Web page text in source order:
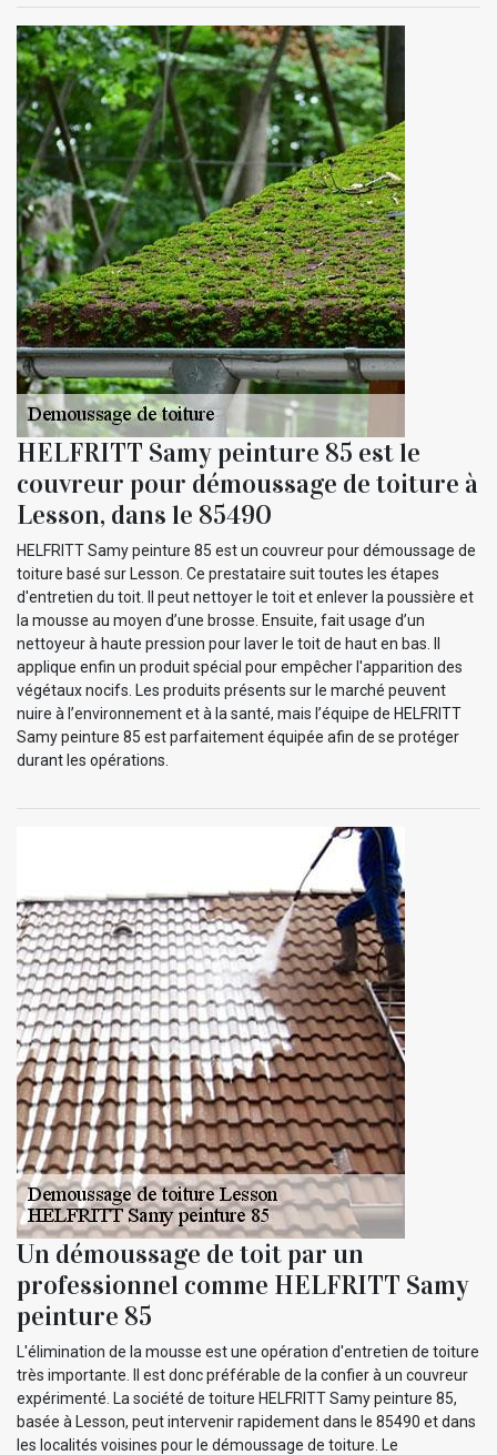
HELFRITT Samy peinture 85 est le
couvreur pour démoussage de toiture à
Lesson, dans le 85490
HELFRITT Samy peinture 85 est un couvreur pour démoussage de
toiture basé sur Lesson. Ce prestataire suit toutes les étapes
d'entretien du toit. Il peut nettoyer le toit et enlever la poussière et
la mousse au moyen d’une brosse. Ensuite, fait usage d’un
nettoyeur à haute pression pour laver le toit de haut en bas. Il
applique enfin un produit spécial pour empêcher l'apparition des
végétaux nocifs. Les produits présents sur le marché peuvent
nuire à l’environnement et à la santé, mais l’équipe de HELFRITT
Samy peinture 85 est parfaitement équipée afin de se protéger
durant les opérations.
Un démoussage de toit par un
professionnel comme HELFRITT Samy
peinture 85
L'élimination de la mousse est une opération d'entretien de toiture
très importante. Il est donc préférable de la confier à un couvreur
expérimenté. La société de toiture HELFRITT Samy peinture 85,
basée à Lesson, peut intervenir rapidement dans le 85490 et dans
les localités voisines pour le démoussage de toiture. Le